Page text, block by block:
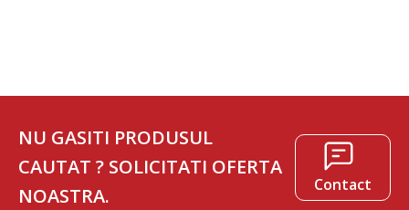
NU GASITI PRODUSUL
CAUTAT ? SOLICITATI OFERTA
NOASTRA.
Contact